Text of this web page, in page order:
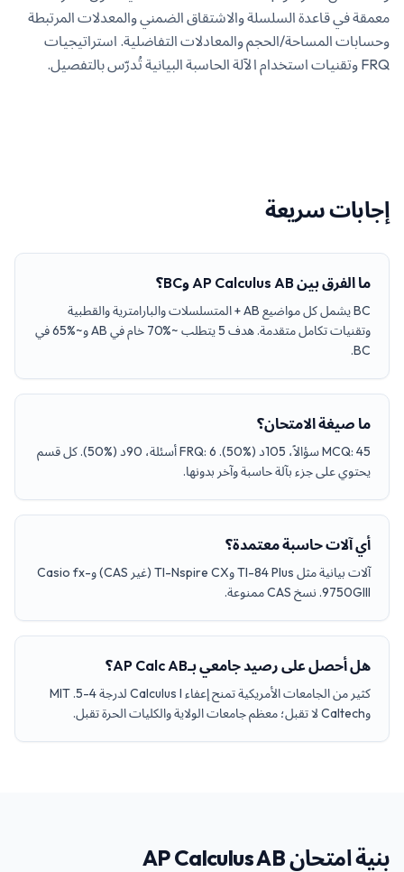
معمقة في قاعدة السلسلة والاشتقاق الضمني والمعدلات المرتبطة
وحسابات المساحة/الحجم والمعادلات التفاضلية. استراتيجيات
FRQ وتقنيات استخدام الآلة الحاسبة البيانية تُدرّس بالتفصيل.
إجابات سريعة
ما الفرق بين AP Calculus AB وBC؟
BC يشمل كل مواضيع AB + المتسلسلات والبارامترية والقطبية
وتقنيات تكامل متقدمة. هدف 5 يتطلب ~%70 خام في AB و~%65 في
BC.
ما صيغة الامتحان؟
MCQ: 45 سؤالاً، 105د (%50). FRQ: 6 أسئلة، 90د (%50). كل قسم
يحتوي على جزء بآلة حاسبة وآخر بدونها.
أي آلات حاسبة معتمدة؟
آلات بيانية مثل TI-84 Plus وTI-Nspire CX (غير CAS) وCasio fx-
9750GIII. نسخ CAS ممنوعة.
هل أحصل على رصيد جامعي بـAP Calc AB؟
كثير من الجامعات الأمريكية تمنح إعفاء Calculus I لدرجة 4-5. MIT
وCaltech لا تقبل؛ معظم جامعات الولاية والكليات الحرة تقبل.
بنية امتحان AP Calculus AB